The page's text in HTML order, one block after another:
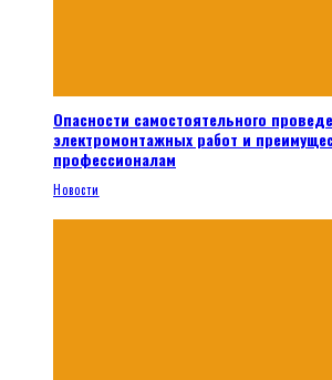
Опасности самостоятельного
электромонтажных работ и
профессионалам
Новости